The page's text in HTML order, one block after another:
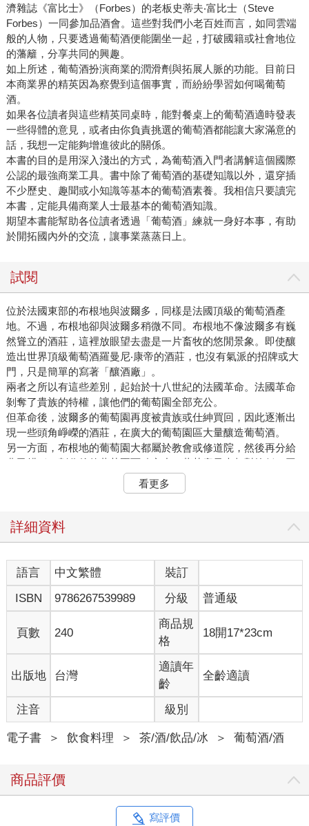
濟雜誌《富比士》（Forbes）的老板史蒂夫‧富比士（Steve
Forbes）一同參加品酒會。這些對我們小老百姓而言，如同雲端
般的人物，只要透過葡萄酒便能圍坐一起，打破國籍或社會地位
的藩籬，分享共同的興趣。
如上所述，葡萄酒扮演商業的潤滑劑與拓展人脈的功能。目前日
本商業界的精英因為察覺到這個事實，而紛紛學習如何喝葡萄
酒。
如果各位讀者與這些精英同桌時，能對餐桌上的葡萄酒適時發表
一些得體的意見，或者由你負責挑選的葡萄酒都能讓大家滿意的
話，我想一定能夠增進彼此的關係。
本書的目的是用深入淺出的方式，為葡萄酒入門者講解這個國際
公認的最強商業工具。書中除了葡萄酒的基礎知識以外，還穿插
不少歷史、趣聞或小知識等基本的葡萄酒素養。我相信只要讀完
本書，定能具備商業人士最基本的葡萄酒知識。
期望本書能幫助各位讀者透過「葡萄酒」練就一身好本事，有助
於開拓國內外的交流，讓事業蒸蒸日上。
試閱
位於法國東部的布根地與波爾多，同樣是法國頂級的葡萄酒產
地。不過，布根地卻與波爾多稍微不同。布根地不像波爾多有巍
然聳立的酒莊，這裡放眼望去盡是一片畜牧的悠閒景象。即使釀
造出世界頂級葡萄酒羅曼尼‧康帝的酒莊，也沒有氣派的招牌或大
門，只是簡單的寫著「釀酒廠」。
兩者之所以有這些差別，起始於十八世紀的法國革命。法國革命
剝奪了貴族的特權，讓他們的葡萄園全部充公。
但革命後，波爾多的葡萄園再度被貴族或仕紳買回，因此逐漸出
現一些頭角崢嶸的酒莊，在廣大的葡萄園區大量釀造葡萄酒。
另一方面，布根地的葡萄園大都屬於教會或修道院，然後再分給
農民耕種。劃分後的葡萄園面積窄小，葡萄產量也相對較低。因
此，不需要像波爾多那樣大型的酒莊。
布根地因為這些歷史因素，而缺乏氣派豪華的酒莊，因此沒有必
布根地只簡單的將葡萄園分為四個等級，按照順序為特級
的區域）等4個等級。
特級葡萄園如字面所示，就是最高等級的葡萄園。這是羅曼尼‧康
帝或蒙哈榭等部分國際知名的葡萄產區才有的殊榮。而且，面積
僅約整個布根地的1.5％。
特級葡萄園所釀造的葡萄酒，會在標籤的AOC上註明葡萄園的名
例如羅曼尼‧康帝是葡萄園與釀酒廠的名稱， 所以標籤上是
「Appellation Romanée-Conti Contrôlée 」。
總之，能夠使用羅曼尼‧康帝葡萄園這個名稱的，只有「羅曼尼‧康
帝的酒坊」（Domaine de la Romanée-Conti，俗稱DRC），這是
代表該葡萄園被獨家壟斷，通常酒莊會寫上Monopole 字樣。物以
稀為貴，於是價格便水漲船高。
布根地最著名的釀酒師是已故的亨利‧賈葉（Henri Jayer），其實
他所經營的酒坊屬於一級葡萄園。而他的克羅‧帕宏圖（Cros-
Parantoux）也是在馮內‧侯瑪內（Vosne-Romanée）村中的一級
看更多
詳細資料
語言 中文繁體
裝訂
ISBN
9786267539989 分級 普通級
頁數 240
商品規
格
18開17*23cm
出版地 台灣
適讀年
齡
全齡適讀
注音 級別
電子書 ＞ 飲食料理 ＞ 茶/酒/飲品/冰 ＞ 葡萄酒/酒
商品評價
寫評價